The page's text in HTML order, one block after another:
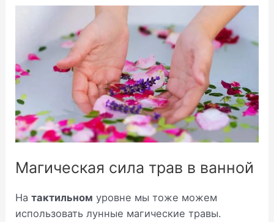
Магическая сила трав в ванной
Натактильном уровне мы тоже можем
использовать лунные магические травы.